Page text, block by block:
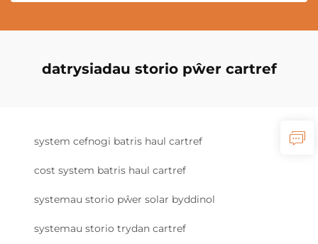
datrysiadau storio pŵer cartref
system cefnogi batris haul cartref
cost system batris haul cartref
systemau storio pŵer solar byddinol
systemau storio trydan cartref